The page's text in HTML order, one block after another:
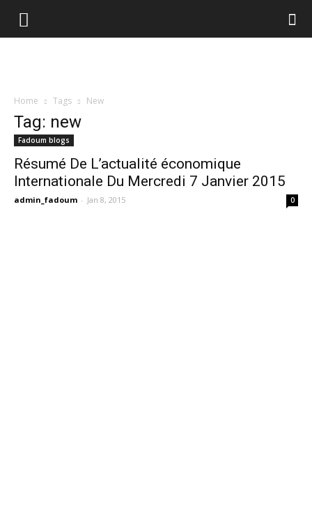
Home Tags New
Tag: new
Fadoum blogs
Résumé De L’actualité économique
Internationale Du Mercredi 7 Janvier 2015
admin_fadoum - Jan 8, 2015 0